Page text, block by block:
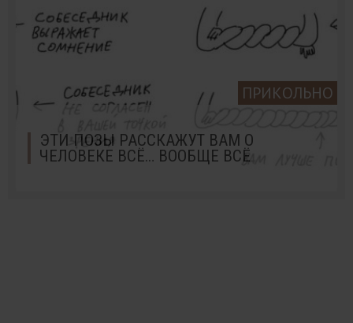
ПРИКОЛЬНО
ЭТИ ПОЗЫ РАССКАЖУТ ВАМ О
ЧЕЛОВЕКЕ ВСЁ… ВООБЩЕ ВСЁ